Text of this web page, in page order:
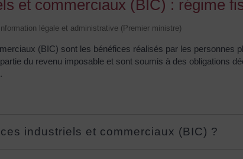
et commerciaux (BIC) : régime
légale et administrative (Premier ministre)
(BIC) sont les bénéfices réalisés par les personnes
du revenu imposable et sont soumis à des obligations
industriels et commerciaux (BIC) ?